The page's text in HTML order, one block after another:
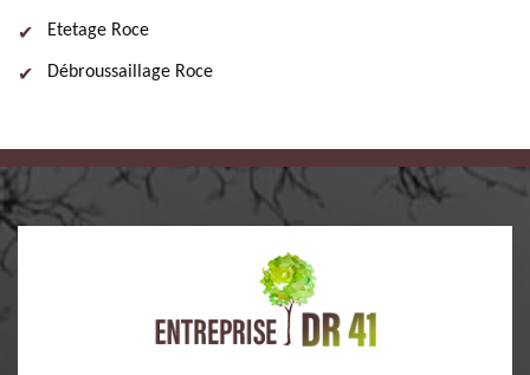
Etetage Roce
Débroussaillage Roce